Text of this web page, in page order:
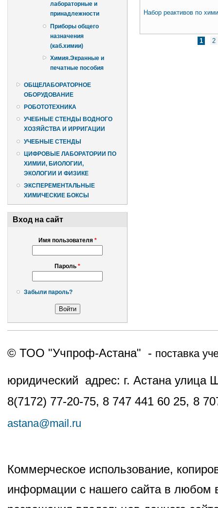
лабораторные и
принадлежности
Приборы общего
назначения
(каб.химии)
Химия.Экранные и
печатные пособия
ОБЩЕЛАБОРАТОРНОЕ
ОБОРУДОВАНИЕ
РОБОТОТЕХНИКА
УЧЕБНЫЕ СТЕНДЫ ВОДНОГО
ХОЗЯЙСТВА И ИРРИГАЦИИ
УЧЕБНЫЕ СТЕНДЫ
ЦИФРОВЫЕ ЛАБОРАТОРИИ ПО
ХИМИИ, БИОЛОГИИ,
ЭКОЛОГИИ И ФИЗИКЕ
ЭКСПЕРЕМЕНТАЛЬНЫЕ
ХИМИЧЕСКИЕ БОКСЫ
Вход на сайт
Имя пользователя *
Пароль *
Забыли пароль?
Набор реактивов по
1 2
© ТОО "Учпроф-Астана" - поставка
юридический адрес: г. Астана
8(7172) 77-20-75, 8 747 441 60 25, 8
astana@mail.ru
Коммерческое использование,
информации с нашего сайта в любом